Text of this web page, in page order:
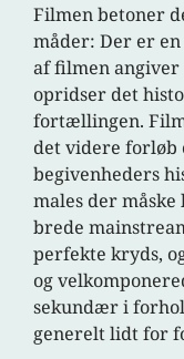
Filmen betoner
måder: Der er
af filmen angiver
opridser det
fortællingen.
det videre forløb
begivenheders
males der
brede
perfekte kryds,
og
sekundær i
generelt lidt for